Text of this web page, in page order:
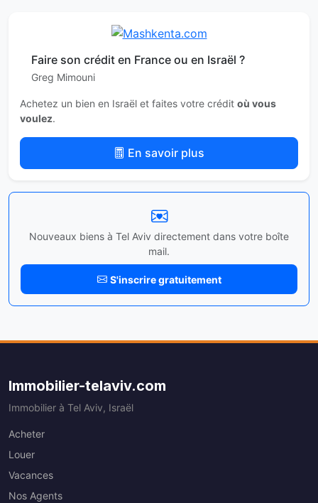
Faire son crédit en France ou en Israël ?
Greg Mimouni
Achetez un bien en Israël et faites votre crédit où vous
voulez.
En savoir plus
Nouveaux biens à Tel Aviv directement dans votre boîte
mail.
S'inscrire gratuitement
Immobilier-telaviv.com
Immobilier à Tel Aviv, Israël
Acheter
Louer
Vacances
Nos Agents